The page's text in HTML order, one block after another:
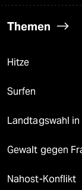
Themen
Hitze
Surfen
Landtagswahl
Gewalt gegen
Nahost-Konflikt